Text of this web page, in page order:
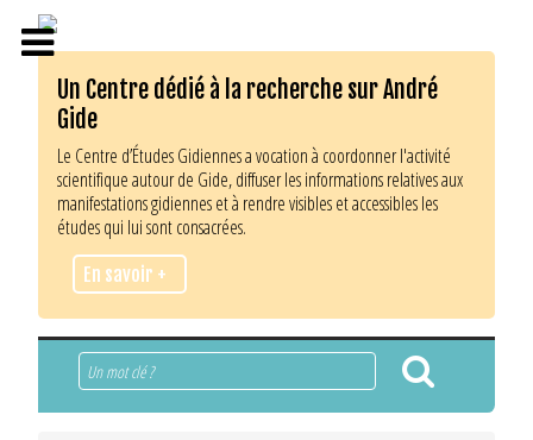
Un Centre dédié à la recherche sur André
Gide
Le Centre d’Études Gidiennes a vocation à coordonner l'activité
scientifique autour de Gide, diffuser les informations relatives aux
manifestations gidiennes et à rendre visibles et accessibles les
études qui lui sont consacrées.
En savoir +
Rechercher